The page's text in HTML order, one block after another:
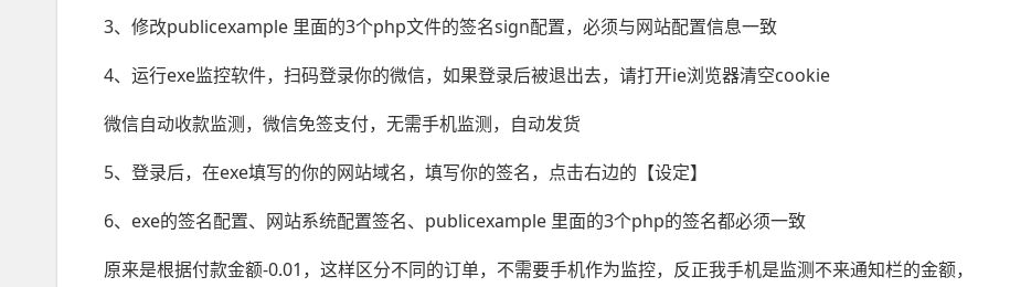
3、修改publicexample 里面的3个php文件的签名sign配置，必须与网站配置信息一致
4、运行exe监控软件，扫码登录你的微信，如果登录后被退出去，请打开ie浏览器清空cookie
微信自动收款监测，微信免签支付，无需手机监测，自动发货
5、登录后，在exe填写的你的网站域名，填写你的签名，点击右边的【设定】
6、exe的签名配置、网站系统配置签名、publicexample 里面的3个php的签名都必须一致
原来是根据付款金额-0.01，这样区分不同的订单，不需要手机作为监控，反正我手机是监测不来通知栏的金额，